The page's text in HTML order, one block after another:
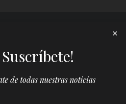
Suscríbete!
de todas nuestras noticias